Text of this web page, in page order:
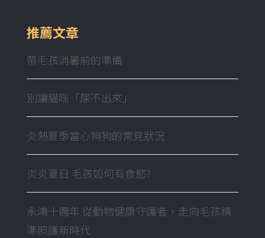
推薦文章
帶毛孩消暑前的準備
別讓貓咪「尿不出來」
炎熱夏季當心狗狗的常見狀況
炎炎夏日 毛孩如何有食慾?
永鴻十週年 從動物健康守護者，走向毛孩精
準照護新時代